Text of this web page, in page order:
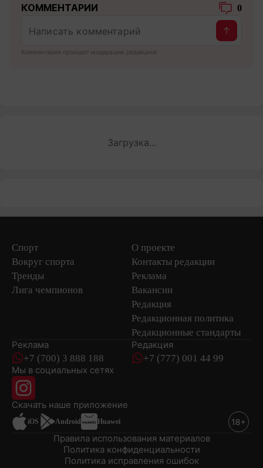
КОММЕНТАРИИ 0
Комментарии проходят модерацию редакцией
Загрузка...
Спорт
Вокруг спорта
Тренды
Лига чемпионов
О проекте
Контакты редакции
Реклама
Вакансии
Редакция
Редакционная политика
Редакционные стандарты
Реклама
+7 (700) 3 888 188
Редакция
+7 (777) 001 44 99
Мы в социальных сетях
Скачать наше приложениеновостей
iOS Android Huawei
Политика исправления ошибок
Политика конфиденциальности
Правила использования материалов